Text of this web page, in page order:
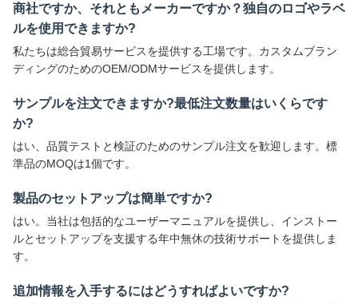
商社ですか、それともメーカーですか？独自のロゴやラベ
ルを使用できますか?
私たちは総合貿易サービスを提供する工場です。カスタムブラン
ディングのためのOEM/ODMサービスを提供します。
サンプルを注文できますか?最低注文数量はいくらです
か?
はい、品質テストと検証のためのサンプル注文を歓迎します。標
準品のMOQは1個です。
製品のセットアップは簡単ですか?
はい。当社は包括的なユーザーマニュアルを提供し、インストー
ルとセットアップを支援する年中無休の技術サポートを提供しま
す。
追加情報を入手するにはどうすればよいですか?